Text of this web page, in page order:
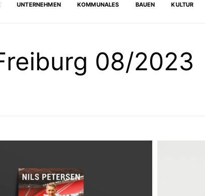
UNTERNEHMEN KOMMUNALES BAUEN KULTUR
08/2023